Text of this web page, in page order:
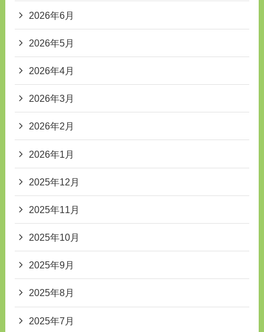
2026年6月
2026年5月
2026年4月
2026年3月
2026年2月
2026年1月
2025年12月
2025年11月
2025年10月
2025年9月
2025年8月
2025年7月